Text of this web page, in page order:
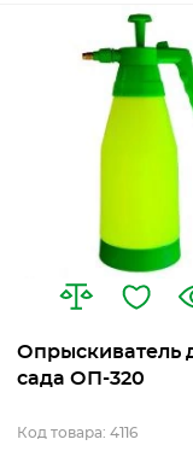
Опрыскиватель
сада ОП-320
Код товара: 4116